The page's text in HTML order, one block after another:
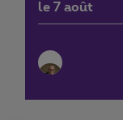
le 7 août